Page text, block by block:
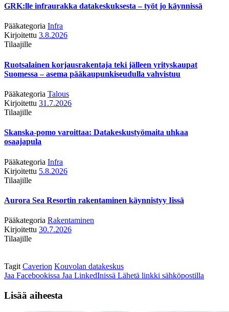
GRK:lle infraurakka datakeskuksesta – työt jo käynnissä
Pääkategoria Infra
Kirjoitettu 3.8.2026
Tilaajille
Ruotsalainen korjausrakentaja teki jälleen yrityskaupat
Suomessa – asema pääkaupunkiseudulla vahvistuu
Pääkategoria Talous
Kirjoitettu 31.7.2026
Tilaajille
Skanska-pomo varoittaa: Datakeskustyömaita uhkaa
osaajapula
Pääkategoria Infra
Kirjoitettu 5.8.2026
Tilaajille
Aurora Sea Resortin rakentaminen käynnistyy Iissä
Pääkategoria Rakentaminen
Kirjoitettu 30.7.2026
Tilaajille
Tagit Caverion Kouvolan datakeskus
Jaa Facebookissa Jaa LinkedInissä Lähetä linkki sähköpostilla
Lisää aiheesta